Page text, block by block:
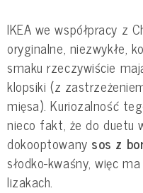
IKEA we współpracy z
oryginalne, niezwykłe,
smaku rzeczywiście
klopsiki (z
mięsa). Kuriozalność
nieco fakt, że do duetu
dokooptowany sos z
słodko-kwaśny, więc
lizakach.